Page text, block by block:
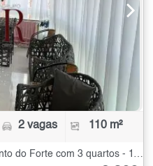
2 vagas 110 m²
Apartamento para Alugar no Canto do Forte com 3 quartos - 110 m²